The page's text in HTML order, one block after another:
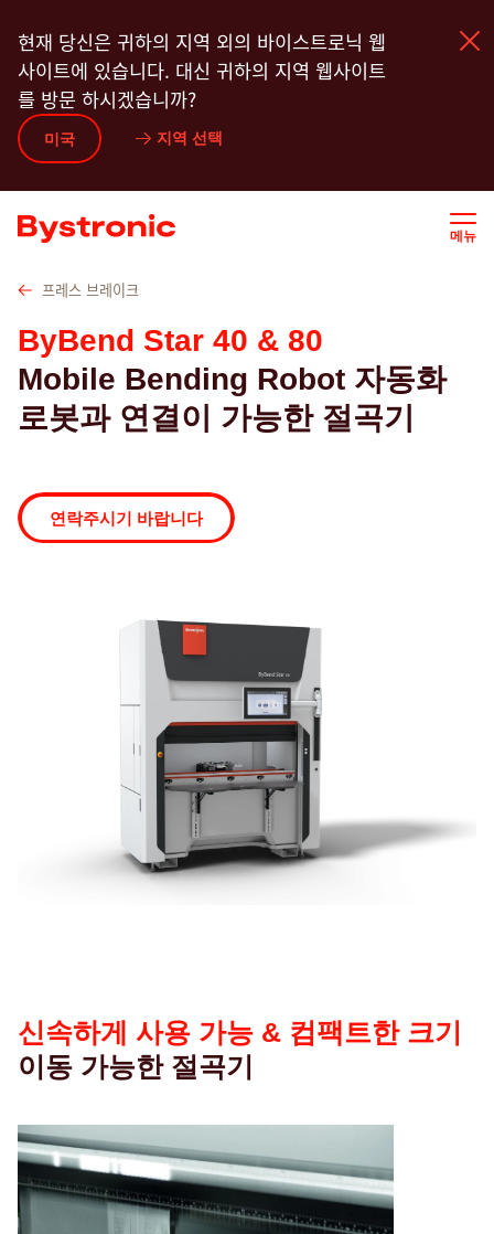
건
현재 당신은 귀하의 지역 외의 바이스트로닉 웹
사이트에 있습니다. 대신 귀하의 지역 웹사이트
를 방문 하시겠습니까?
미국 지역 선택
메뉴
기계 및 소프트웨어
서비스
어플리케이션
뉴스룸
기업
연락처 myBystronic
하이라이트
프레스 브레이크
ByBend Star 40 & 80
Mobile Bending Robot 자동화
로봇과 연결이 가능한 절곡기
연락주시기 바랍니다
신속하게 사용 가능 & 컴팩트한 크기
이동 가능한 절곡기